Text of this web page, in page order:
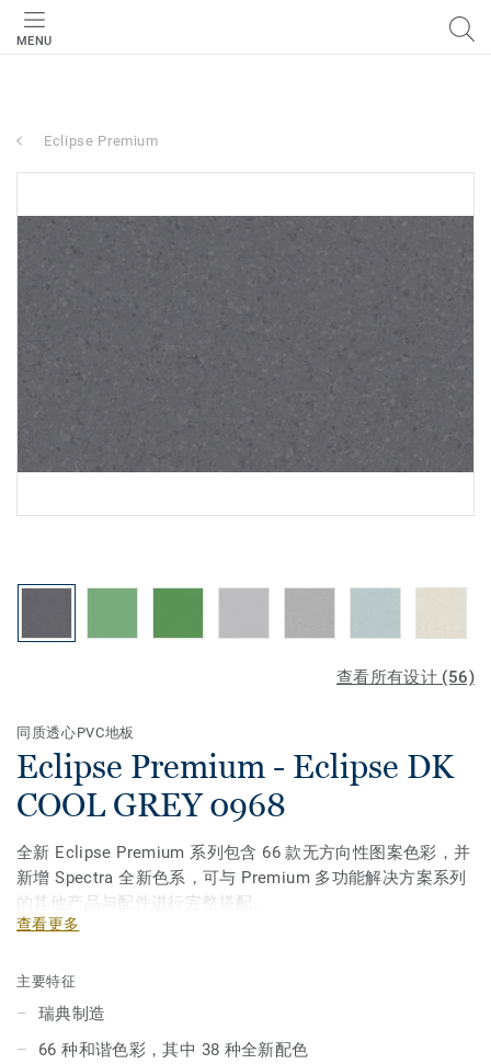
MENU
Eclipse Premium
查看所有设计 (56)
同质透心PVC地板
Eclipse Premium - Eclipse DK
COOL GREY 0968
全新 Eclipse Premium 系列包含 66 款无方向性图案色彩，并
新增 Spectra 全新色系，可与 Premium 多功能解决方案系列
的其他产品与配件进行完整搭配。
查看更多
主要特征
瑞典制造
66 种和谐色彩，其中 38 种全新配色